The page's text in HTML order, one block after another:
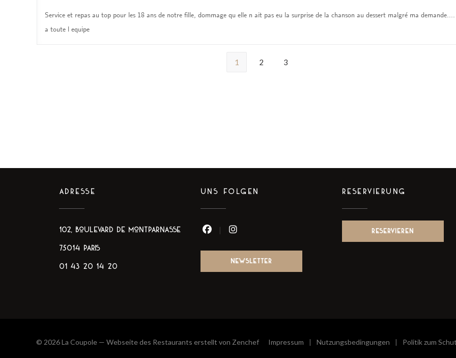
Service et repas au top pour les 18 ans de notre fille, dommage qu elle n ait pas eu la surprise de la chanson au dessert malgré ma
a toute l equipe
1 2 3
ADRESSE
102, boulevard de Montparnasse
75014 PARIS((öffnet ein neues Fenster))
01 43 20 14 20
UNS FOLGEN
Facebook ((öffnet ein neues Fenster))
NEWSLETTER
RESERVIERUNG
RESERVIEREN
© 2026 La Coupole — Webseite des Restaurants erstellt von Zenchef((öffnet ein neues Fenster))
Impressum
((öffnet ein neues Fenster))
Nutzungsbedingungen
((öffnet ein neues Fenster))
Politik zum